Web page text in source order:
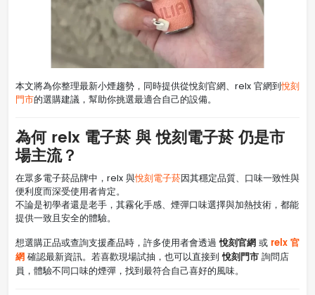
本文將為你整理最新小煙趨勢，同時提供從悅刻官網、relx 官網到悅刻
門市的選購建議，幫助你挑選最適合自己的設備。
為何 relx 電子菸 與 悅刻電子菸 仍是市
場主流？
在眾多電子菸品牌中，relx 與悅刻電子菸因其穩定品質、口味一致性與
便利度而深受使用者肯定。
不論是初學者還是老手，其霧化手感、煙彈口味選擇與加熱技術，都能
提供一致且安全的體驗。
想選購正品或查詢支援產品時，許多使用者會透過悅刻官網 或 relx 官
網 確認最新資訊。若喜歡現場試抽，也可以直接到悅刻門市 詢問店
員，體驗不同口味的煙彈，找到最符合自己喜好的風味。